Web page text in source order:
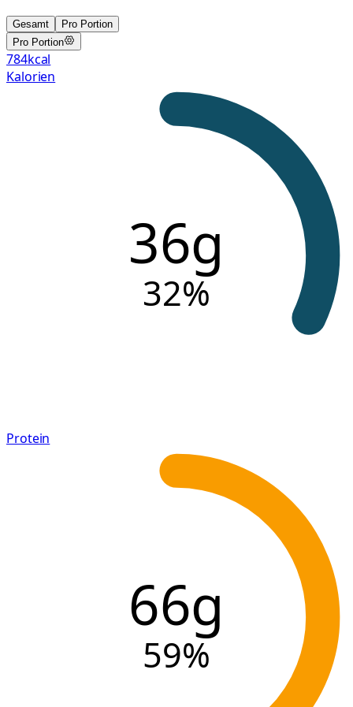
Gesamt
Pro Portion
Pro Portion
784kcal
Kalorien
36g
32%
Protein
66g
59%